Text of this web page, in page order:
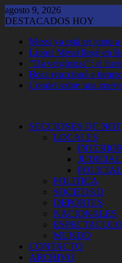
Saltar
al
agosto 9, 2026
DESTACADOS HOY
Messi ya está en junto
Lionel Messi llegó en
"Da vergüenza": el
Boca reaccionó a
Coudet sobre una
SECCIONES DE
LOCALES
INTERIOR
POLITICA
SOCIEDAD
DEPORTES
NACIONALES
MUNDO
CONTACTO
ARCHIVO